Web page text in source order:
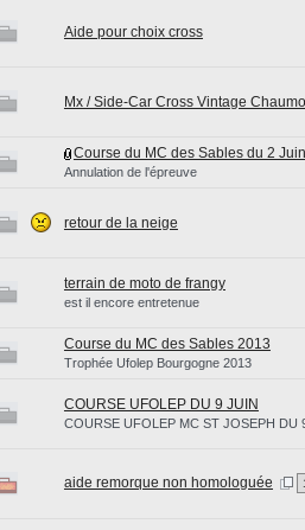
Aide pour choix cross
Mx / Side-Car Cross Vintage
Course du MC des Sables du 2
Annulation de l'épreuve
retour de la neige
terrain de moto de frangy
est il encore entretenue
Course du MC des Sables 2013
Trophée Ufolep Bourgogne 2013
COURSE UFOLEP DU 9 JUIN
COURSE UFOLEP MC ST JOSEPH DU
aide remorque non homologuée